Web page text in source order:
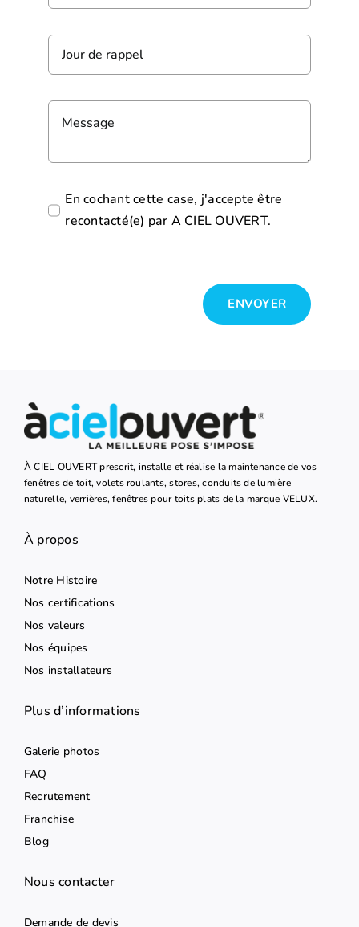
En cochant cette case, j'accepte être
recontacté(e) par A CIEL OUVERT.
ENVOYER
À CIEL OUVERT prescrit, installe et réalise la maintenance de vos
fenêtres de toit, volets roulants, stores, conduits de lumière
naturelle, verrières, fenêtres pour toits plats de la marque VELUX.
À propos
Notre Histoire
Nos certifications
Nos valeurs
Nos équipes
Nos installateurs
Plus d’informations
Galerie photos
FAQ
Recrutement
Franchise
Blog
Nous contacter
Demande de devis